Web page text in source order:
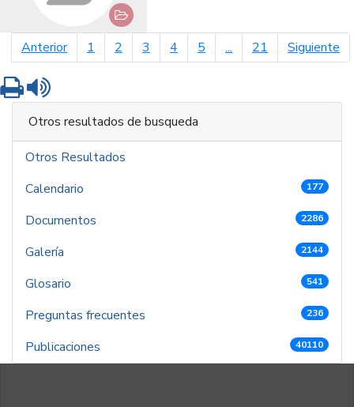
Anteriorpágina anterior
1 2 3 4 5 ... 21 Siguiente
Imprimir
Otros resultados de busqueda
Otros Resultados
Calendario
177
Documentos 2286
Galería 2144
Glosario 541
Preguntas frecuentes 236
Publicaciones 40110